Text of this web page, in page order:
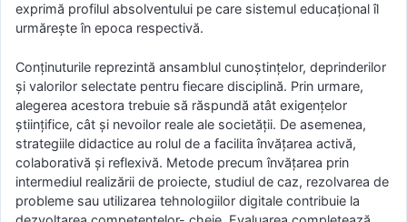
exprimă profilul absolventului pe care sistemul educațional îl
urmărește în epoca respectivă.
Conținuturile reprezintă ansamblul cunoștințelor, deprinderilor
și valorilor selectate pentru fiecare disciplină. Prin urmare,
alegerea acestora trebuie să răspundă atât exigențelor
științifice, cât și nevoilor reale ale societății. De asemenea,
strategiile didactice au rolul de a facilita învățarea activă,
colaborativă și reflexivă. Metode precum învățarea prin
intermediul realizării de proiecte, studiul de caz, rezolvarea de
probleme sau utilizarea tehnologiilor digitale contribuie la